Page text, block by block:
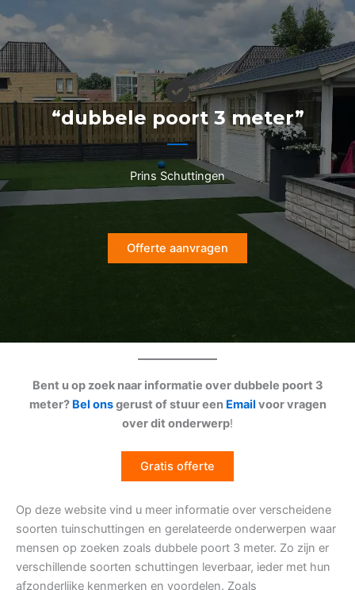
naar
de
inhoud
“dubbele poort 3 meter”
Prins Schuttingen
Offerte aanvragen
Bent u op zoek naar informatie over dubbele poort 3
meter? Bel onsgerust of stuur een Email voor vragen
over dit onderwerp!
Gratis offerte
Op deze website vind u meer informatie over verscheidene
soorten tuinschuttingen en gerelateerde onderwerpen waar
mensen op zoeken zoals dubbele poort 3 meter. Zo zijn er
verschillende soorten schuttingen leverbaar, ieder met hun
afzonderlijke kenmerken en voordelen. Zoals